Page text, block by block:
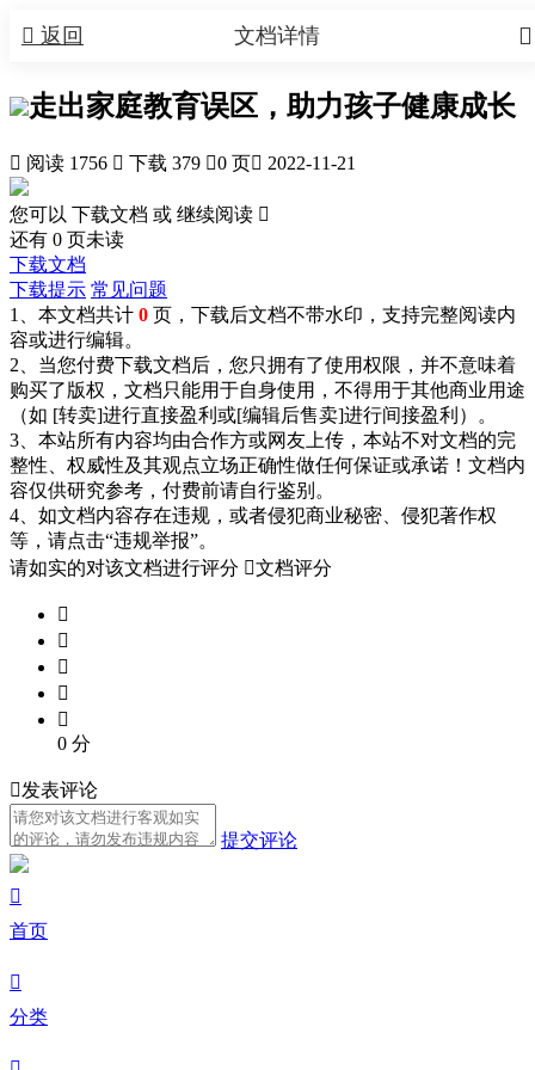
 返回 
文档详情
走出家庭教育误区，助力孩子健康成长
 阅读 1756  下载 379 0 页 2022-11-21
您可以 下载文档 或 继续阅读 
还有 0 页未读
下载文档
下载提示 常见问题
1、本文档共计 0 页，下载后文档不带水印，支持完整阅读内
容或进行编辑。
2、当您付费下载文档后，您只拥有了使用权限，并不意味着
购买了版权，文档只能用于自身使用，不得用于其他商业用途
（如 [转卖]进行直接盈利或[编辑后售卖]进行间接盈利）。
3、本站所有内容均由合作方或网友上传，本站不对文档的完
整性、权威性及其观点立场正确性做任何保证或承诺！文档内
容仅供研究参考，付费前请自行鉴别。
4、如文档内容存在违规，或者侵犯商业秘密、侵犯著作权
等，请点击“违规举报”。
请如实的对该文档进行评分 文档评分





0 分
发表评论
提交评论

首页

分类